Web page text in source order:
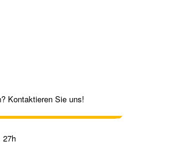
Kontaktieren Sie uns!
27h